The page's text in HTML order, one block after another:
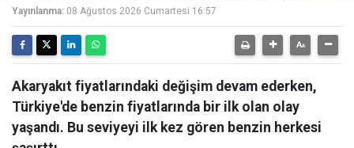
Yayınlanma: 08 Ağustos 2026 Cumartesi 16:57
Akaryakıt fiyatlarındaki değişim devam ederken,
Türkiye'de benzin fiyatlarında bir ilk olan olay
yaşandı. Bu seviyeyi ilk kez gören benzin herkesi